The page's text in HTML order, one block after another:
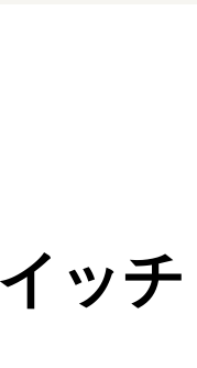
ッチ